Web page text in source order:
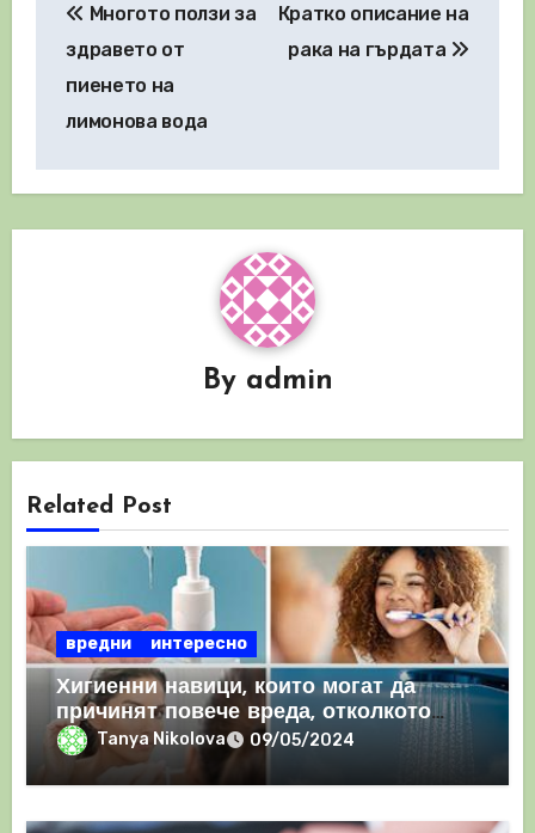
Многото ползи за
здравето от
пиенето на
лимонова вода
Кратко описание на
рака на гърдата
By admin
Related Post
вредни интересно
Хигиенни навици, които могат да
причинят повече вреда, отколкото
ползаTanya Nikolova 09/05/2024